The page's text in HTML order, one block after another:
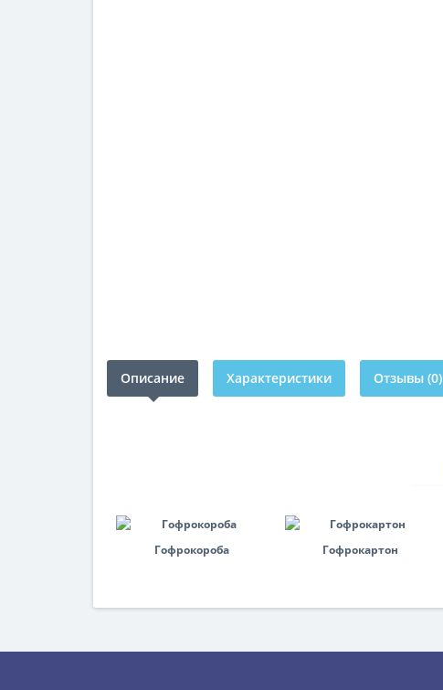
Описание Характеристики Отзывы (0)
Гофрокороба Гофрокартон